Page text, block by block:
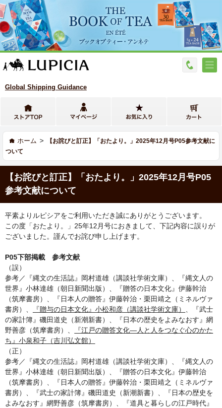
Global Shipping Guidance
ホーム >
【お詫びと訂正】「おたより。」2025年12月号P05参考文献に
ついて
【お詫びと訂正】「おたより。」2025年12月号P05
参考文献について
平素よりルピシアをご利用いただき誠にありがとうございます。
この度「おたより。」25年12月号におきまして、下記内容に誤りが
ございました。謹んでお詫び申し上げます。
P05下部掲載 参考文献
（誤）
参考／『縄文の生活誌』岡村道雄（講談社学術文庫）、『縄文人の
世界』小林達雄（朝日新聞出版）、『贈答の日本文化』伊藤幹治
（筑摩書房）、『日本人の贈答』伊藤幹治・栗田靖之（ミネルヴァ
書房）、
『贈与の日本文化』小松和彦（講談社学術文庫）
、『武士
の家計簿』磯田道史（新潮新書）、『日本の歴史をよみなおす』網
野善彦（筑摩書房）、
『江戸の贈答文化―人と人をつなぐ心のかた
ち』小泉和子（吉川弘文館）
（正）
参考／『縄文の生活誌』岡村道雄（講談社学術文庫）、『縄文人の
世界』小林達雄（朝日新聞出版）、『贈答の日本文化』伊藤幹治
（筑摩書房）、『日本人の贈答』伊藤幹治・栗田靖之（ミネルヴァ
書房）、『武士の家計簿』磯田道史（新潮新書）、『日本の歴史を
よみなおす』網野善彦（筑摩書房）、『道具と暮らしの江戸時代』